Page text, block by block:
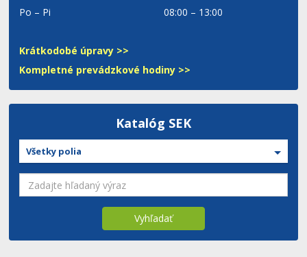
Po – Pi
08:00 – 13:00
Krátkodobé úpravy >>
Kompletné prevádzkové hodiny >>
Katalóg SEK
Všetky polia
Vyhľadať